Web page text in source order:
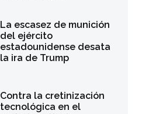
La escasez de munición
del ejército
estadounidense desata
la ira de Trump
Contra la cretinización
tecnológica en el